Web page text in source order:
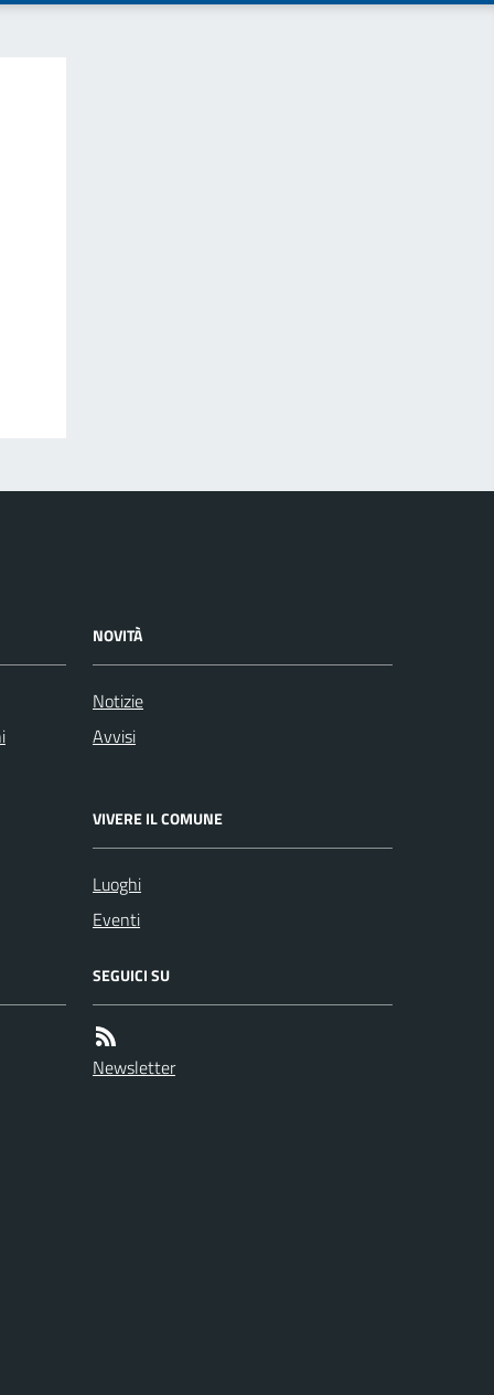
NOVITÀ
Notizie
Avvisi
VIVERE IL COMUNE
Luoghi
Eventi
SEGUICI SU
Newsletter